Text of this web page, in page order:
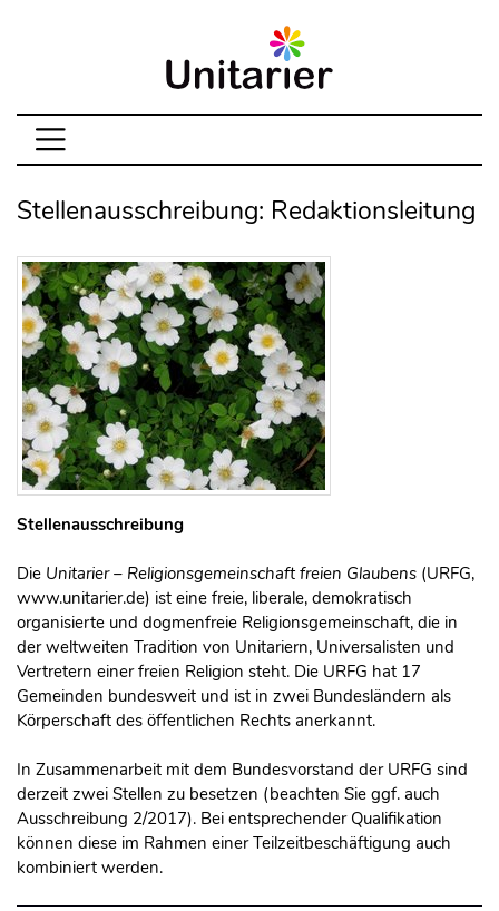
Stellenausschreibung: Redaktionsleitung
Stellenausschreibung
Die Unitarier – Religionsgemeinschaft freien Glaubens (URFG,
www.unitarier.de) ist eine freie, liberale, demokratisch
organisierte und dogmenfreie Religionsgemeinschaft, die in
der weltweiten Tradition von Unitariern, Universalisten und
Vertretern einer freien Religion steht. Die URFG hat 17
Gemeinden bundesweit und ist in zwei Bundesländern als
Körperschaft des öffentlichen Rechts anerkannt.
In Zusammenarbeit mit dem Bundesvorstand der URFG sind
derzeit zwei Stellen zu besetzen (beachten Sie ggf. auch
Ausschreibung 2/2017). Bei entsprechender Qualifikation
können diese im Rahmen einer Teilzeitbeschäftigung auch
kombiniert werden.